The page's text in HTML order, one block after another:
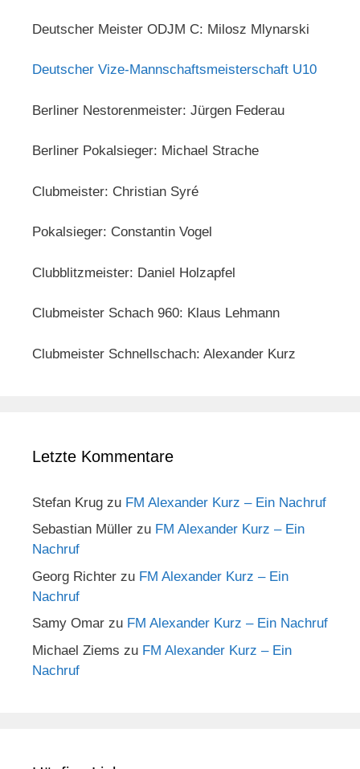
Deutscher Meister ODJM C: Milosz Mlynarski
Deutscher Vize-Mannschaftsmeisterschaft U10
Berliner Nestorenmeister: Jürgen Federau
Berliner Pokalsieger: Michael Strache
Clubmeister: Christian Syré
Pokalsieger: Constantin Vogel
Clubblitzmeister: Daniel Holzapfel
Clubmeister Schach 960: Klaus Lehmann
Clubmeister Schnellschach: Alexander Kurz
Letzte Kommentare
Stefan Krug zu FM Alexander Kurz – Ein Nachruf
Sebastian Müller zu FM Alexander Kurz – Ein
Nachruf
Georg Richter zu FM Alexander Kurz – Ein
Nachruf
Samy Omar zu FM Alexander Kurz – Ein Nachruf
Michael Ziems zu FM Alexander Kurz – Ein
Nachruf